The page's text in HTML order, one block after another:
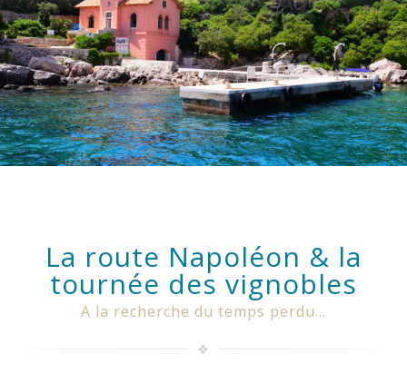
La route Napoléon & la
tournée des vignobles
A la recherche du temps perdu...